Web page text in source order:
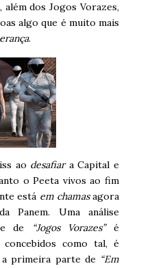
dos Jogos Vorazes,
algo que é muito mais
.
ao desafiara Capital e
o Peeta vivos ao fim
está em chamasagora
Panem. Uma análise
de
“Jogos Vorazes”é
como tal, é
primeira parte de “Em